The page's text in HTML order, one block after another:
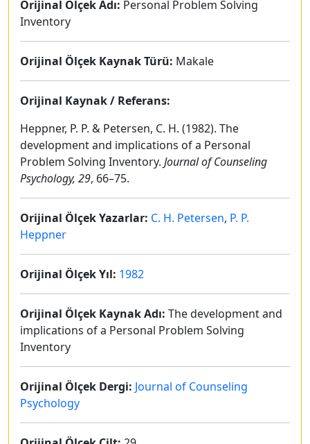
Orijinal Ölçek Adı: Personal Problem Solving
Inventory
Orijinal Ölçek Kaynak Türü: Makale
Orijinal Kaynak / Referans:
Heppner, P. P. & Petersen, C. H. (1982). The
development and implications of a Personal
Problem Solving Inventory. Journal of Counseling
Psychology, 29, 66–75.
Orijinal Ölçek Yazarlar: C. H. Petersen, P. P.
Heppner
Orijinal Ölçek Yıl: 1982
Orijinal Ölçek Kaynak Adı: The development and
implications of a Personal Problem Solving
Inventory
Orijinal Ölçek Dergi: Journal of Counseling
Psychology